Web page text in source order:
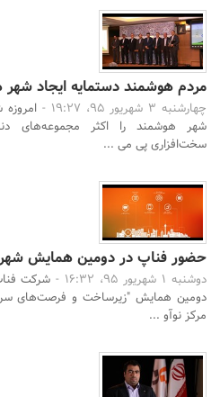
مردم هوشمند دستمایه ایجاد
چهارشنبه 3 شهریور 95، 19:27 -
شهر هوشمند را اکثر مجموعه‌های
سخت‌افزاری پی می‌ ...
حضور فناپ در دومین همایش
دوشنبه 1 شهریور 95، 16:32 -
شرکت
دومین همایش "زیرساخت و فرصت‌های
مرکز نوآو ...